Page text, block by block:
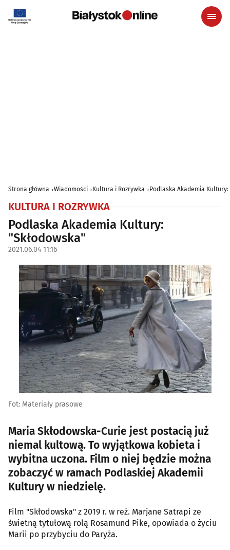
Strona główna Wiadomości Kultura i Rozrywka Podlaska Akademia Kultury:
KULTURA I ROZRYWKA
Podlaska Akademia Kultury:
"Skłodowska"
2021.06.04 11:16
Fot: Materiały prasowe
Maria Skłodowska-Curie jest postacią już
niemal kultową. To wyjątkowa kobieta i
wybitna uczona. Film o niej będzie można
zobaczyć w ramach Podlaskiej Akademii
Kultury w niedzielę.
Film "Skłodowska" z 2019 r. w reż. Marjane Satrapi ze
świetną tytułową rolą Rosamund Pike, opowiada o życiu
Marii po przybyciu do Paryża.